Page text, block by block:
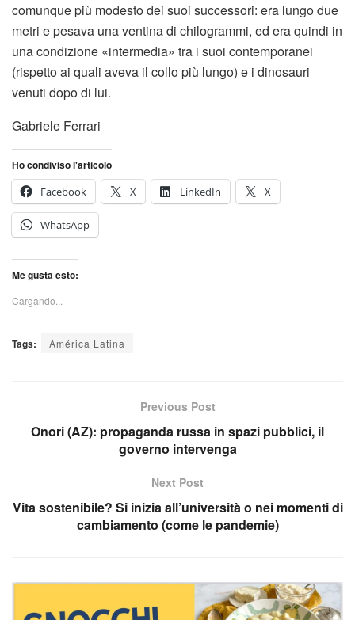
comunque più modesto dei suoi successori: era lungo due
metri e pesava una ventina di chilogrammi, ed era quindi in
una condizione «intermedia» tra i suoi contemporanei
(rispetto ai quali aveva il collo più lungo) e i dinosauri
venuti dopo di lui.
Gabriele Ferrari
Ho condiviso l'articolo
Facebook
X LinkedIn X
WhatsApp
Me gusta esto:
Cargando...
Tags: América Latina
Previous Post
Onori (AZ): propaganda russa in spazi pubblici, il
governo intervenga
Next Post
Vita sostenibile? Si inizia all’università o nei momenti di
cambiamento (come le pandemie)